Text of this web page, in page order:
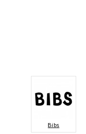
Bibs